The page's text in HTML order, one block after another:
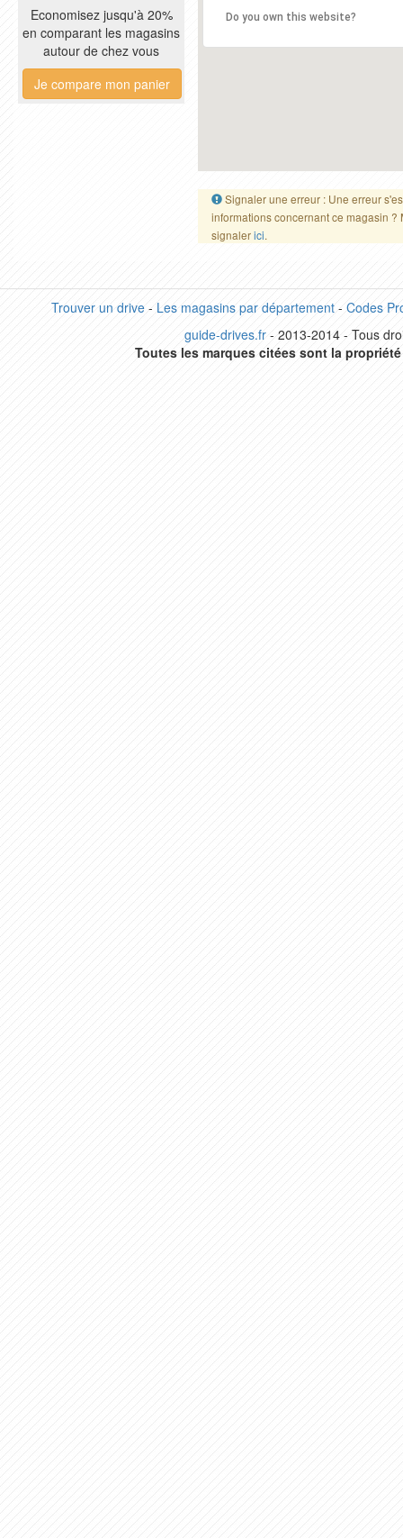
Economisez jusqu'à 20%
en comparant les magasins
autour de chez vous
Je compare mon panier
Do you own this website?
Signaler une erreur : Une erreur
informations concernant ce magasin ?
signalerici.
Trouver un drive- Les magasins par département- Codes
guide-drives.fr - 2013-2014 - Tous
Toutes les marques citées sont la